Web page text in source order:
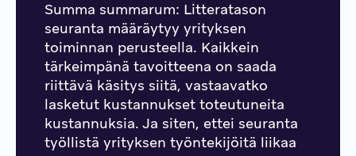
Summa summarum: Litteratason
seuranta määräytyy yrityksen
toiminnan perusteella. Kaikkein
tärkeimpänä tavoitteena on saada
riittävä käsitys siitä, vastaavatko
lasketut kustannukset toteutuneita
kustannuksia. Ja siten, ettei seuranta
työllistä yrityksen työntekijöitä liikaa